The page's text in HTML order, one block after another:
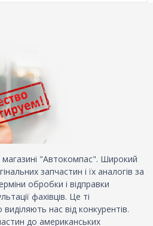
"Автокомпас". Широкий
запчастин і їх аналогів за
обробки і відправки
фахівців. Це ті
нас від конкурентів.
до американських